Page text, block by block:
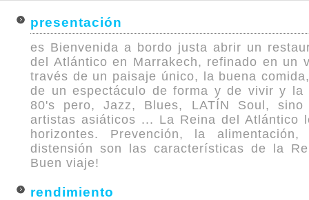
presentación
es Bienvenida a bordo justa abrir un
del Atlántico en Marrakech, refinado en un
través de un paisaje único, la buena
de un espectáculo de forma y de vivir y la
80's pero, Jazz, Blues, LATÍN Soul, sino
artistas asiáticos ... La Reina del Atlántico
horizontes. Prevención, la
distensión son las características de la
Buen viaje!
rendimiento